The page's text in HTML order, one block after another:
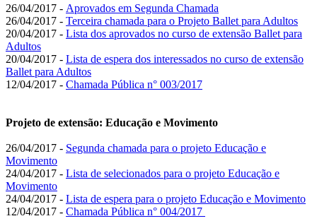
26/04/2017 - Aprovados em Segunda Chamada
26/04/2017 - Terceira chamada para o Projeto Ballet para Adultos
20/04/2017 - Lista dos aprovados no curso de extensão Ballet para
Adultos
20/04/2017 - Lista de espera dos interessados no curso de extensão
Ballet para Adultos
12/04/2017 - Chamada Pública n° 003/2017
Projeto de extensão: Educação e Movimento
26/04/2017 - Segunda chamada para o projeto Educação e
Movimento
24/04/2017 - Lista de selecionados para o projeto Educação e
Movimento
24/04/2017 - Lista de espera para o projeto Educação e Movimento
12/04/2017 - Chamada Pública n° 004/2017